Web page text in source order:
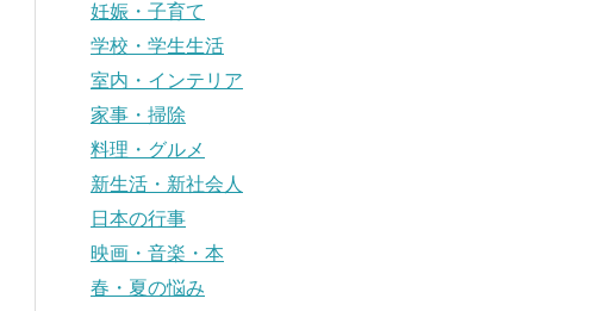
妊娠・子育て
学校・学生生活
室内・インテリア
家事・掃除
料理・グルメ
新生活・新社会人
日本の行事
映画・音楽・本
春・夏の悩み